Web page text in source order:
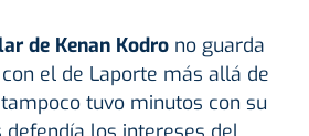
de Kenan Kodro no guarda
el de Laporte más allá de
tuvo minutos con su